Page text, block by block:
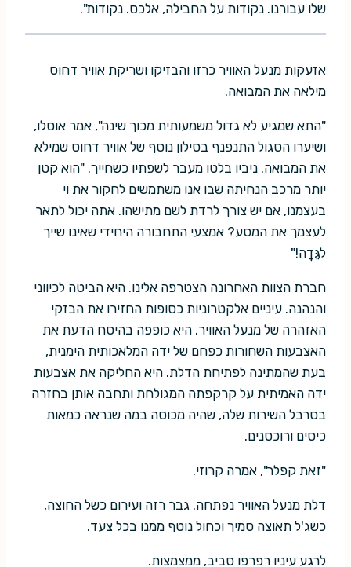
שלו עבורנו. נקודות על החבילה, אלכס. נקודות".
אזעקות מנעל האוויר כרזו והבזיקו ושריקת אוויר דחוס
מילאה את המבואה.
"התא שמגיע לא גדול משמעותית מכוך שינה", אמר אוסלו,
ושיערו הסגול התנפנף בסילון נוסף של אוויר דחוס שמילא
את המבואה. ניביו בלטו מעבר לשפתיו כשחייך. "הוא קטן
יותר מרכב הנחיתה שבו אנו משתמשים לחקור את וי
בעצמנו, אם יש צורך לרדת לשם מתישהו. אתה יכול לתאר
לעצמך את המסע? אמצעי התחבורה היחידי שאינו שייך
לגֵּדָה!"
חברת הצוות האחרונה הצטרפה אלינו. היא הביטה לכיווני
והנהנה. עיניים אלקטרוניות כסופות החזירו את הבזקי
האזהרה של מנעל האוויר. היא כופפה בהיסח הדעת את
האצבעות השחורות כפחם של ידה המלאכותית הימנית,
בעת שהמתינה לפתיחת הדלת. היא החליקה את אצבעות
ידה האמיתית על קרקפתה המגולחת ותחבה אותן בחזרה
בסרבל השירות שלה, שהיה מכוסה במה שנראה כמאות
כיסים ורוכסנים.
"זאת קפלר", אמרה קרוזי.
דלת מנעל האוויר נפתחה. גבר רזה ועירום כשל החוצה,
כשג'ל תאוצה סמיך וכחול נוטף ממנו בכל צעד.
לרגע עיניו רפרפו סביב, ממצמצות.